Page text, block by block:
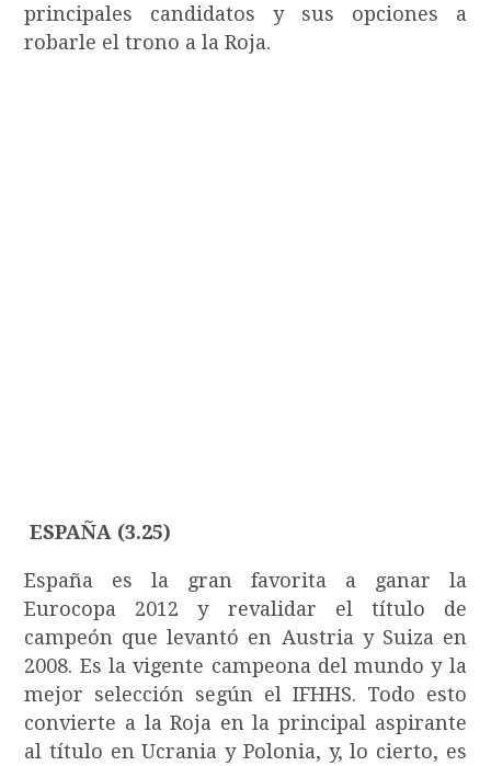
principales candidatos y sus opciones a
robarle el trono a la Roja.
ESPAÑA (3.25)
España es la gran favorita a ganar la
Eurocopa 2012 y revalidar el título de
campeón que levantó en Austria y Suiza en
2008. Es la vigente campeona del mundo y la
mejor selección según el IFHHS. Todo esto
convierte a la Roja en la principal aspirante
al título en Ucrania y Polonia, y, lo cierto, es